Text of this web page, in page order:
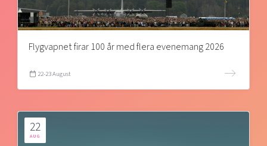
Flygvapnet firar 100 år med flera evenemang 2026
22-23 August
22
AUG